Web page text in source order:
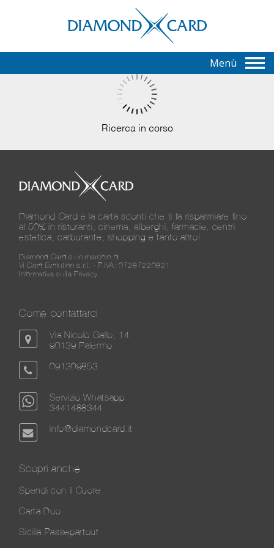
Menù
Ricerca in corso
Diamond Card è la carta sconti che ti fa risparmiare fino
al 50% in ristoranti, cinema, alberghi, farmacie, centri
estetica, carburante, shopping e tanto altro!
Diamond Card è un marchio di
Vi.Card Evolution s.r.l. - P.IVA: 07287220821
Informativa sulla Privacy
Come contattarci
Via Nicolò Gallo, 14
90139 Palermo
091309853
Servizio Whatsapp
3441488344
info@diamondcard.it
Scopri anche
Spendi con il Cuore
Carta Duo
Sicilia Passepartout